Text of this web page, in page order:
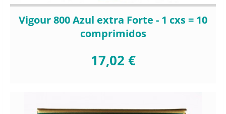
Vigour 800 Azul extra Forte - 1 cxs = 10
comprimidos
17,02 €